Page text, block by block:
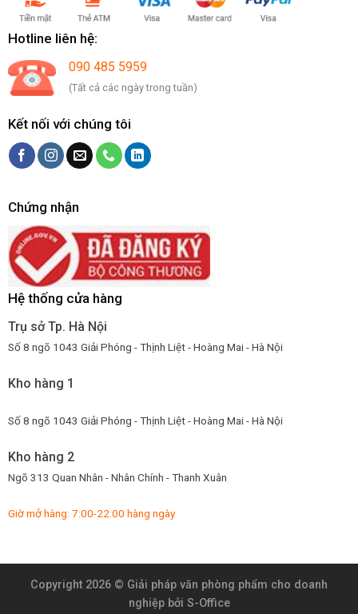
Hotline liên hệ:
090 485 5959
(Tất cả các ngày trong tuần)
Kết nối với chúng tôi
Chứng nhận
Hệ thống cửa hàng
Trụ sở Tp. Hà Nội
Số 8 ngõ 1043 Giải Phóng - Thịnh Liệt - Hoàng Mai - Hà Nội
Kho hàng 1
Số 8 ngõ 1043 Giải Phóng - Thịnh Liệt - Hoàng Mai - Hà Nội
Kho hàng 2
Ngõ 313 Quan Nhân - Nhân Chính - Thanh Xuân
Giờ mở hàng: 7:00-22:00 hàng ngày
Copyright 2026 © Giải pháp văn phòng phẩm cho doanh
nghiệpbởi S-Office